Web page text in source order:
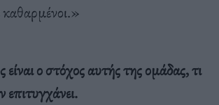
ο στόχος αυτής της ομάδας, τι
επιτυγχάνει.